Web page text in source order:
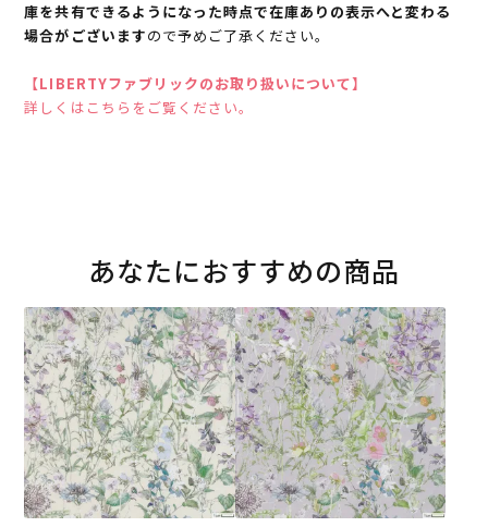
庫を共有できるようになった時点で在庫ありの表示へと変わる
場合がございますので予めご了承ください。
【LIBERTYファブリックのお取り扱いについて】
詳しくはこちらをご覧ください。
あなたにおすすめの商品